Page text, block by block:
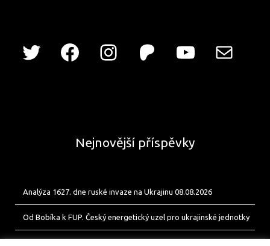
Nejnovější příspěvky
Analýza 1627. dne ruské invaze na Ukrajinu 08.08.2026
Od Bobíka k FUP. Český energetický uzel pro ukrajinské jednotky